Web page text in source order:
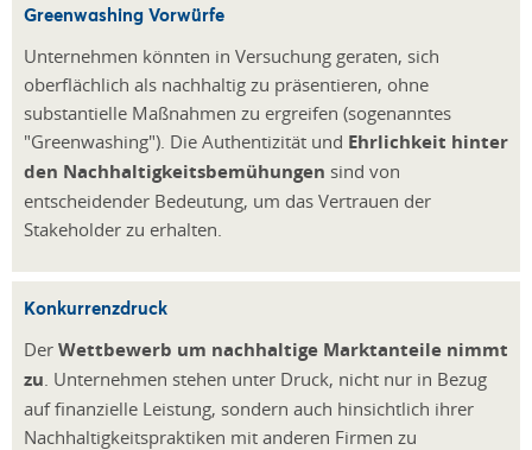
Greenwashing Vorwürfe
Unternehmen könnten in Versuchung geraten, sich
oberflächlich als nachhaltig zu präsentieren, ohne
substantielle Maßnahmen zu ergreifen (sogenanntes
"Greenwashing"). Die Authentizität und Ehrlichkeit hinter
den Nachhaltigkeitsbemühungen sind von
entscheidender Bedeutung, um das Vertrauen der
Stakeholder zu erhalten.
Konkurrenzdruck
Der Wettbewerb um nachhaltige Marktanteile nimmt
zu . Unternehmen stehen unter Druck, nicht nur in Bezug
auf finanzielle Leistung, sondern auch hinsichtlich ihrer
Nachhaltigkeitspraktiken mit anderen Firmen zu